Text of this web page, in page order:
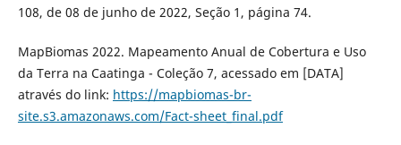
108, de 08 de junho de 2022, Seção 1, página 74.
MapBiomas 2022. Mapeamento Anual de Cobertura e Uso
da Terra na Caatinga - Coleção 7, acessado em [DATA]
através do link: https://mapbiomas-br-
site.s3.amazonaws.com/Fact-sheet_final.pdf